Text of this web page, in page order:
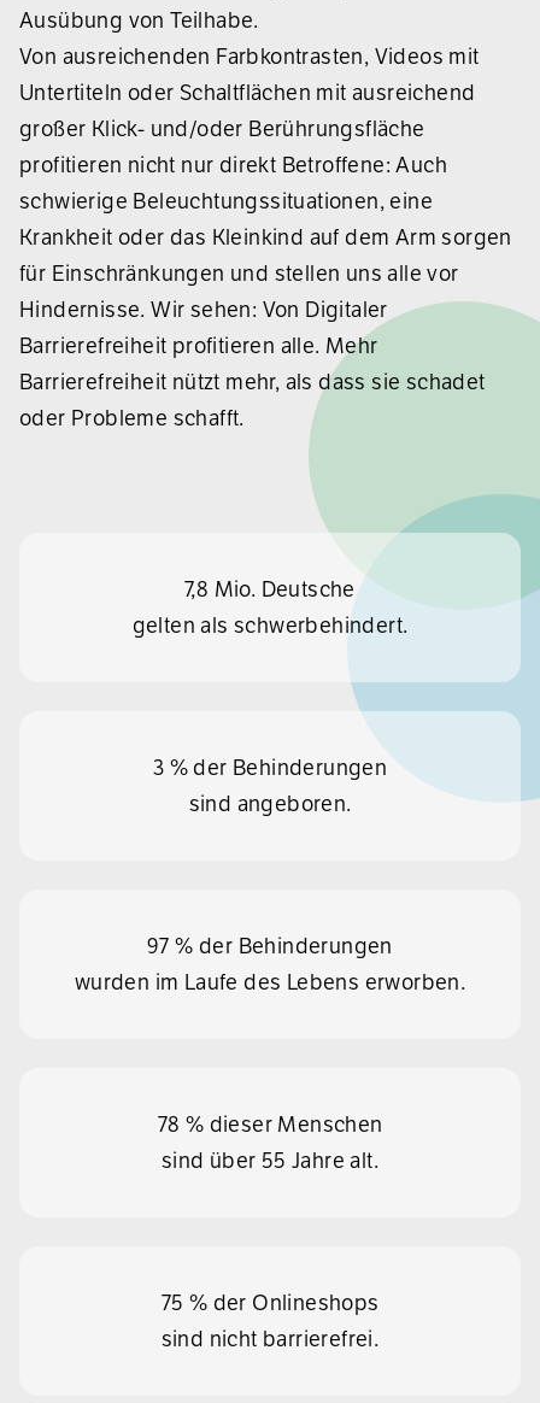
Ausübung von Teilhabe.
Von ausreichenden Farbkontrasten, Videos mit
Untertiteln oder Schaltflächen mit ausreichend
großer Klick- und/oder Berührungsfläche
profitieren nicht nur direkt Betroffene: Auch
schwierige Beleuchtungssituationen, eine
Krankheit oder das Kleinkind auf dem Arm sorgen
für Einschränkungen und stellen uns alle vor
Hindernisse. Wir sehen: Von Digitaler
Barrierefreiheit profitieren alle. Mehr
Barrierefreiheit nützt mehr, als dass sie schadet
oder Probleme schafft.
7,8 Mio. Deutsche
gelten als schwerbehindert.
3 % der Behinderungen
sind angeboren.
97 % der Behinderungen
wurden im Laufe des Lebens erworben.
78 % dieser Menschen
sind über 55 Jahre alt.
75 % der Onlineshops
sind nicht barrierefrei.